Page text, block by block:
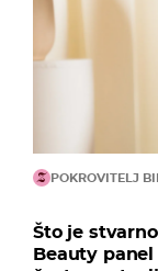
POKROVITELJ
Što je
Beauty